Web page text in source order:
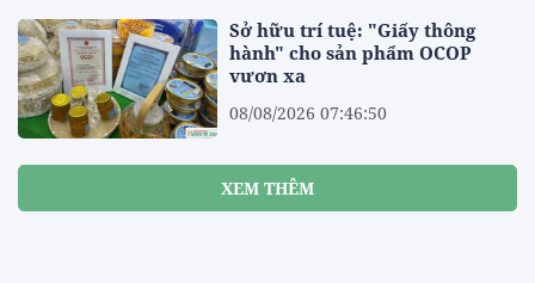
Sở hữu trí tuệ: "Giấy thông
hành" cho sản phẩm OCOP
vươn xa
08/08/2026 07:46:50
XEM THÊM